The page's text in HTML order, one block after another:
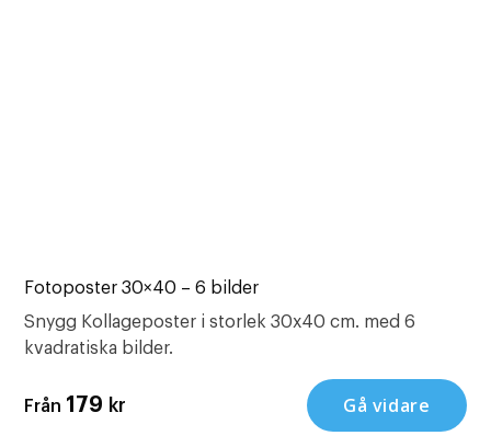
Fotoposter 30×40 – 6 bilder
Snygg Kollageposter i storlek 30x40 cm. med 6
kvadratiska bilder.
Från 179 kr Gå vidare